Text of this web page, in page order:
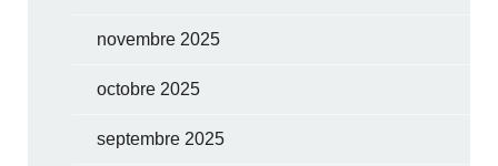
novembre 2025
octobre 2025
septembre 2025